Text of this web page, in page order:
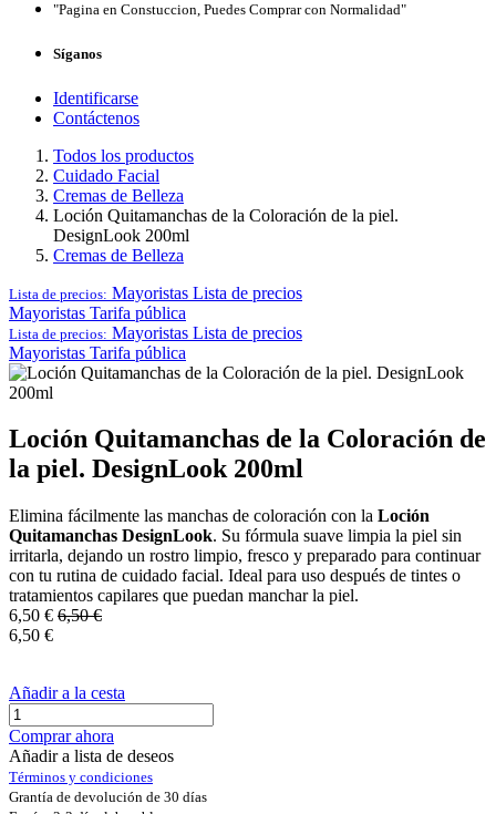
"Pagina en Constuccion, Puedes Comprar con Normalidad"
Síganos
Identificarse
Contáctenos
Todos los productos
Cuidado Facial
Cremas de Belleza
Loción Quitamanchas de la Coloración de la piel.
DesignLook 200ml
Cremas de Belleza
Lista de precios: Mayoristas Lista de precios
Mayoristas Tarifa pública
Lista de precios: Mayoristas Lista de precios
Mayoristas Tarifa pública
Loción Quitamanchas de la Coloración de
la piel. DesignLook 200ml
Elimina fácilmente las manchas de coloración con la Loción
Quitamanchas DesignLook. Su fórmula suave limpia la piel sin
irritarla, dejando un rostro limpio, fresco y preparado para continuar
con tu rutina de cuidado facial. Ideal para uso después de tintes o
tratamientos capilares que puedan manchar la piel.
6,50 € 6,50€
6,50 €
Añadir a la cesta
Comprar ahora
Añadir a lista de deseos
Términos y condiciones
Grantía de devolución de 30 días